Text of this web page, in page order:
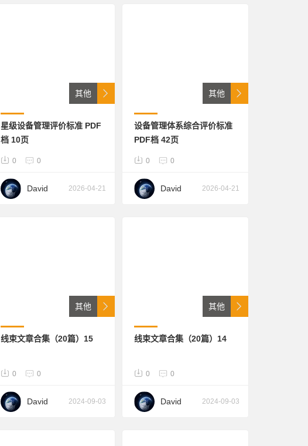
其他
星级设备管理评价标准 PDF
档 10页
0 0
David 2026-04-21
其他
设备管理体系综合评价标准
PDF档 42页
0 0
David 2026-04-21
其他
线束文章合集（20篇）15
0 0
David 2024-09-03
其他
线束文章合集（20篇）14
0 0
David 2024-09-03